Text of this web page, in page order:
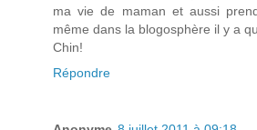
ma vie de maman et aussi
même dans la blogosphère il y a
Chin!
Répondre